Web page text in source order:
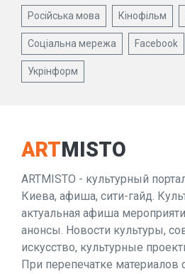
Російська мова Кінофільм
Соціальна мережа Facebook
Укрінформ
ARTMISTO
ARTMISTO - культурный
Киева, афиша, сити-гайд.
актуальная афиша
анонсы. Новости культуры,
искусство, культурные
При перепечатке материалов